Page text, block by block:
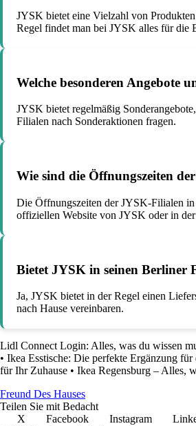
JYSK bietet eine Vielzahl von
Regel findet man bei JYSK alles für die
Welche besonderen Angebote
JYSK bietet regelmäßig
Filialen nach Sonderaktionen fragen.
Wie sind die Öffnungszeiten
Die Öffnungszeiten der JYSK-Filialen in
offiziellen Website von JYSK oder in
Bietet JYSK in seinen Berliner
Ja, JYSK bietet in der Regel einen
nach Hause vereinbaren.
Lidl Connect Login: Alles, was du wissen
• Ikea Esstische: Die perfekte Ergänzung für
für Ihr Zuhause • Ikea Regensburg – Alles,
Freund Des Hauses
Teilen Sie mit Bedacht
X
Facebook Instagram